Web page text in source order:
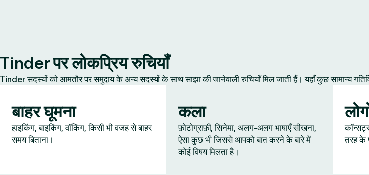
Tinder पर लोकप्रिय रुचियाँ
Tinder सदस्यों को आमतौर पर समुदाय के अन्य सदस्यों के साथ साझा की जानेवाली रुचियाँ मिल जाती हैं। यहाँ कुछ सामान्य
बाहर घूमना
हाइकिंग, बाइकिंग, वॉकिंग, किसी भी वजह से बाहर
समय बिताना।
कला
फ़ोटोग्राफ़ी, सिनेमा, अलग-अलग भाषाएँ सीखना,
ऐसा कुछ भी जिससे आपको बात करने के बारे में
कोई विषय मिलता है।
तरह के